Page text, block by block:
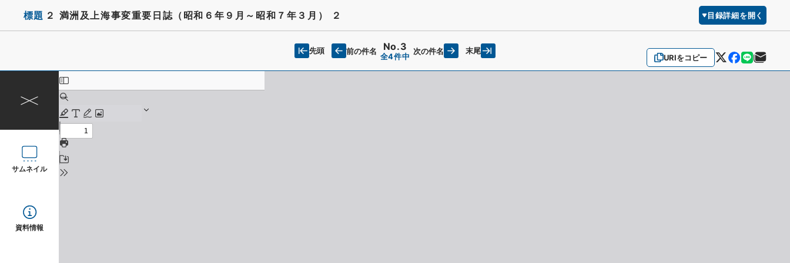
標題 ２ 満洲及上海事変重要日誌（昭和６年９月～昭和７年３月） ２ 目録詳細を開く
URIをコピー
先頭 前の件名 No.3
全4件中
次の件名 末尾
サムネイル
資料情報